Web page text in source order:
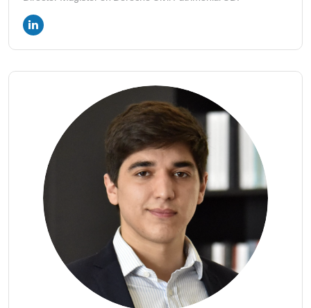
de la Facultad de Derecho de la Universidad Diego
Portales.
Los integrantes fueron los siguientes estudiantes de la
Universidad Diego Portales: Joaquín Galaz, Agustina
Martínez, Alejandra Valdivia, Anahí Díaz, Anastasia Neyra,
Andrea Hernández, Gonazalo Maturana, Ignacio de la
Huerta, Isaac Veli, Javiera Crema, Javiera Peña, Macarena
Egger, María Jesús Avilés, Martina Pérez, Matías Prieto,
Natalia Muñoz, Pablo Martín, Pablo Rothery y Rodrigo